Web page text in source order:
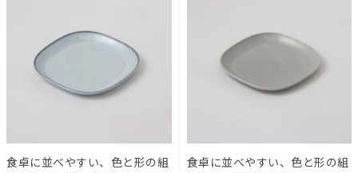
食卓に並べやすい、色と形の組
食卓に並べやすい、色と形の組